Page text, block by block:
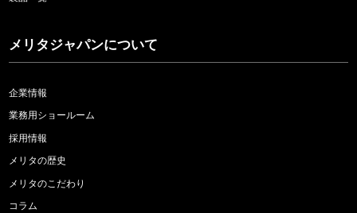
メリタジャパンについて
企業情報
業務用ショールーム
採用情報
メリタの歴史
メリタのこだわり
コラム